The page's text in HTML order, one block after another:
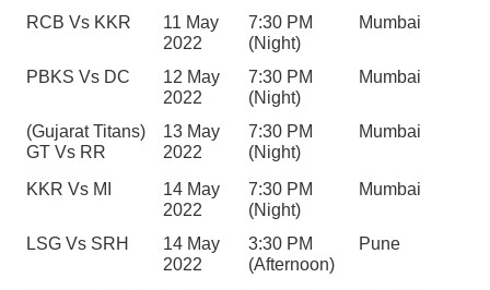
RCB Vs KKR
11 May
2022
7:30 PM
(Night)
Mumbai
PBKS Vs DC
12 May
2022
7:30 PM
(Night)
Mumbai
(Gujarat Titans)
GT Vs RR
13 May
2022
7:30 PM
(Night)
Mumbai
KKR Vs MI
14 May
2022
7:30 PM
(Night)
Mumbai
LSG Vs SRH
14 May
2022
3:30 PM
(Afternoon)
Pune